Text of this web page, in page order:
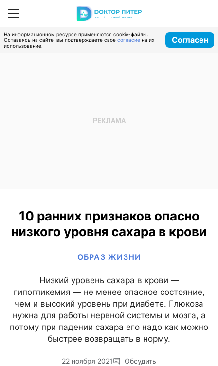
На информационном ресурсе применяются cookie-файлы.
Оставаясь на сайте, вы подтверждаете свое согласие на их
использование.
Согласен
10 ранних признаков опасно
низкого уровня сахара в крови
ОБРАЗ ЖИЗНИ
Низкий уровень сахара в крови —
гипогликемия — не менее опасное состояние,
чем и высокий уровень при диабете. Глюкоза
нужна для работы нервной системы и мозга, а
потому при падении сахара его надо как можно
быстрее возвращать в норму.
22 ноября 2021 Обсудить